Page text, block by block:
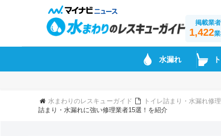
掲載業者
1,422
水漏れ
水まわりのレスキューガイド トイレ詰まり・水漏れ修
詰まり・水漏れに強い修理業者15選！を紹介